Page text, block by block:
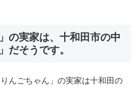
の実家は、十和田市の中
だそうです。
んごちゃん」の実家は十和田の